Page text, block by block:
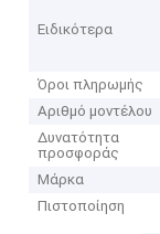
Ειδικότερα
Όροι πληρωμής
Αριθμό μοντέλου
Δυνατότητα
προσφοράς
Μάρκα
Πιστοποίηση